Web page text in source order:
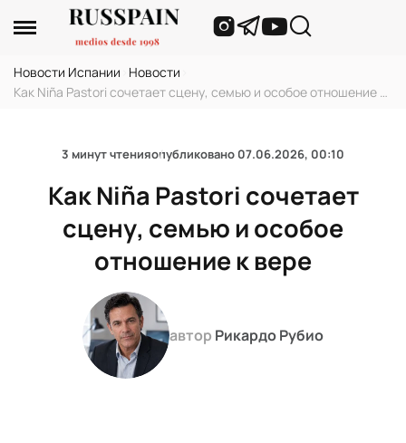
Новости Испании Новости
Как Niña Pastori сочетает сцену, семью и особое отношение к
3 минут чтенияопубликовано 07.06.2026, 00:10
Как Niña Pastori сочетает
сцену, семью и особое
отношение к вере
автор Рикардо Рубио